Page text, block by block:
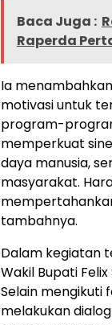
Baca Juga :
Raperda
Ia
motivasi untuk
program-
memperkuat
daya manusia,
masyarakat.
tambahnya.
Dalam kegiatan
Wakil Bupati
Selain mengikuti
melakukan